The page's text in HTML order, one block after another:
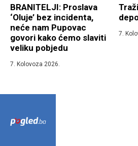
BRANITELJI: Proslava
‘Oluje’ bez incidenta,
neće nam Pupovac
govori kako ćemo slaviti
veliku pobjedu
7. Kolovoza 2026.
7.